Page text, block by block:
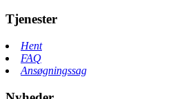
Tjenester
Hent
FAQ
Ansøgningssag